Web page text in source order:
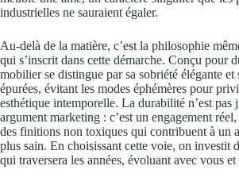
industrielles ne sauraient égaler.
Au-delà de la matière, c’est la philosophie
qui s’inscrit dans cette démarche. Conçu pour
mobilier se distingue par sa sobriété élégante et
épurées, évitant les modes éphémères pour
esthétique intemporelle. La durabilité n’est pas
argument marketing : c’est un engagement
des finitions non toxiques qui contribuent à un
plus sain. En choisissant cette voie, on investit
qui traversera les années, évoluant avec vous et